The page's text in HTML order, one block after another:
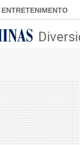
ENTRETENIMENTO